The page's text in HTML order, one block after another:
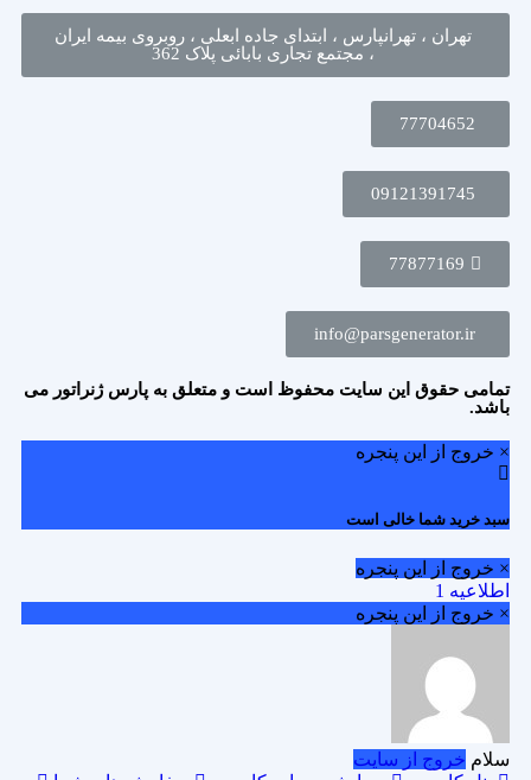
تهران ، تهرانپارس ، ابتدای جاده ابعلی ، روبروی بیمه ایران
، مجتمع تجاری بابائی پلاک 362
77704652
09121391745
77877169
info@parsgenerator.ir
تمامی حقوق این سایت محفوظ است و متعلق به پارس ژنراتور می
باشد.
× خروج از این پنجره
سبد خرید شما خالی است
× خروج از این پنجره
اطلاعیه 1
× خروج از این پنجره
سلام خروج از سایت